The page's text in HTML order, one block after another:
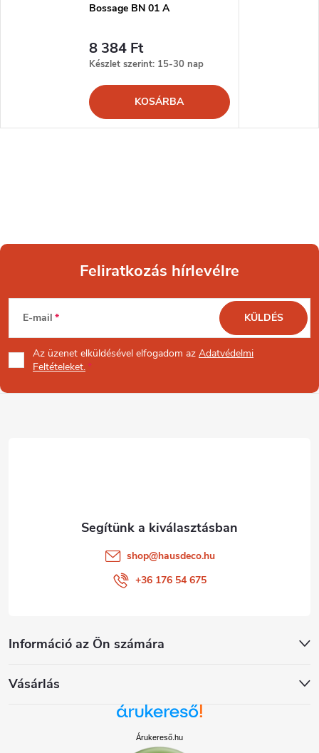
Bossage BN 01 A
8 384 Ft
Készlet szerint: 15-30 nap
KOSÁRBA
L
á
b
Feliratkozás hírlevélre
E-mail
Az üzenet elküldésével elfogadom az Adatvédelmi
Feltételeket.
KÜLDÉS
Információ az Ön számára
Vásárlás
shop@hausdeco.hu
+36 176 54 675
Árukereső.hu